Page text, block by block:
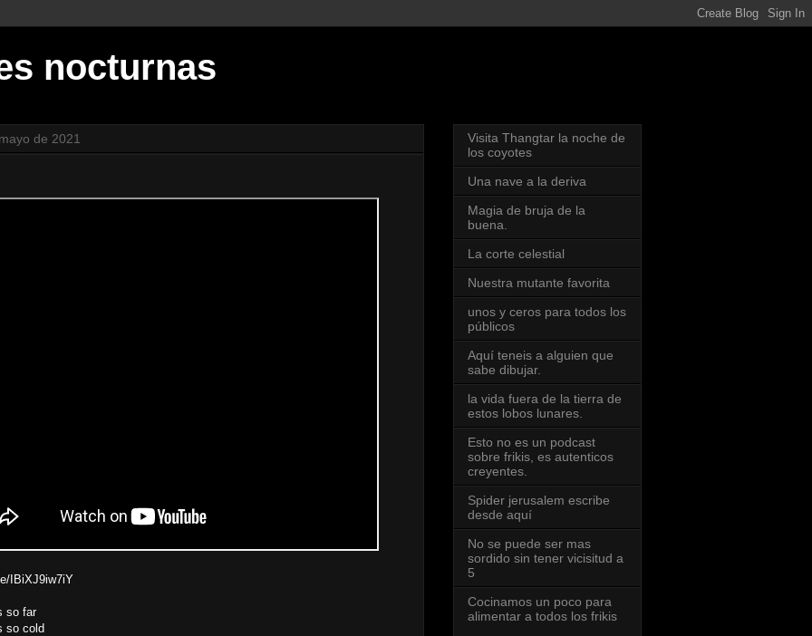
nocturnas
de 2021
IBiXJ9iw7iY
so far
so cold
Visita Thangtar la noche de
los coyotes
Una nave a la deriva
Magia de bruja de la
buena.
La corte celestial
Nuestra mutante favorita
unos y ceros para todos los
públicos
Aquí teneis a alguien que
sabe dibujar.
la vida fuera de la tierra de
estos lobos lunares.
Esto no es un podcast
sobre frikis, es autenticos
creyentes.
Spider jerusalem escribe
desde aquí
No se puede ser mas
sordido sin tener vicisitud a
5
Cocinamos un poco para
alimentar a todos los frikis